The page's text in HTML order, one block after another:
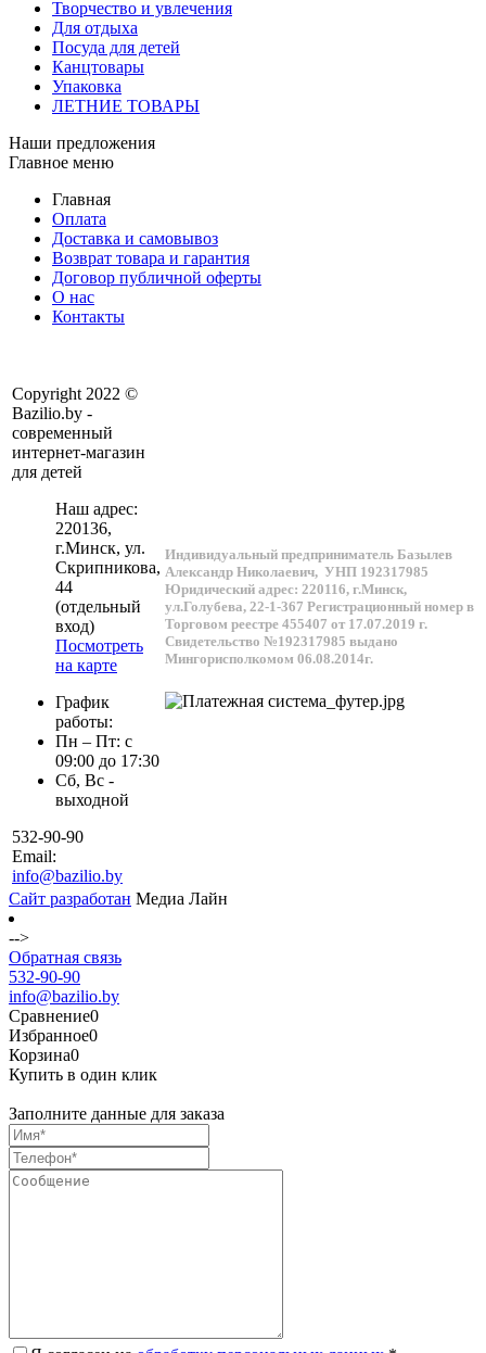
Творчество и увлечения
Для отдыха
Посуда для детей
Канцтовары
Упаковка
ЛЕТНИЕ ТОВАРЫ
Наши предложения
Главное меню
Главная
Оплата
Доставка и самовывоз
Возврат товара и гарантия
Договор публичной оферты
О нас
Контакты
Copyright 2022 ©
Bazilio.by -
современный
интернет-магазин
для детей
Наш адрес:
220136,
г.Минск, ул.
Скрипникова,
44
(отдельный
вход)
Посмотреть
на карте
График
работы:
Пн – Пт: с
09:00 до 17:30
Сб, Вс -
выходной
532-90-90
Email:
info@bazilio.by
Индивидуальный предприниматель Базылев
Александр Николаевич, УНП 192317985
Юридический адрес: 220116, г.Минск,
ул.Голубева, 22-1-367 Регистрационный номер в
Торговом реестре 455407 от 17.07.2019 г.
Свидетельство №192317985 выдано
Мингорисполкомом 06.08.2014г.
Сайт разработан Медиа Лайн
-->
Обратная связь
532-90-90
info@bazilio.by
Сравнение0
Избранное0
Корзина0
Купить в один клик
Заполните данные для заказа